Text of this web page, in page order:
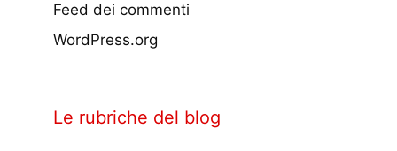
Feed dei commenti
WordPress.org
Le rubriche del blog